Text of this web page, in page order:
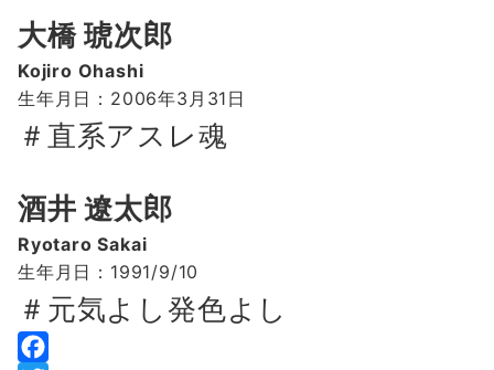
大橋 琥次郎
Kojiro Ohashi
生年月日：2006年3月31日
＃ 直系アスレ魂
酒井 遼太郎
Ryotaro Sakai
生年月日：1991/9/10
＃元気よし発色よし